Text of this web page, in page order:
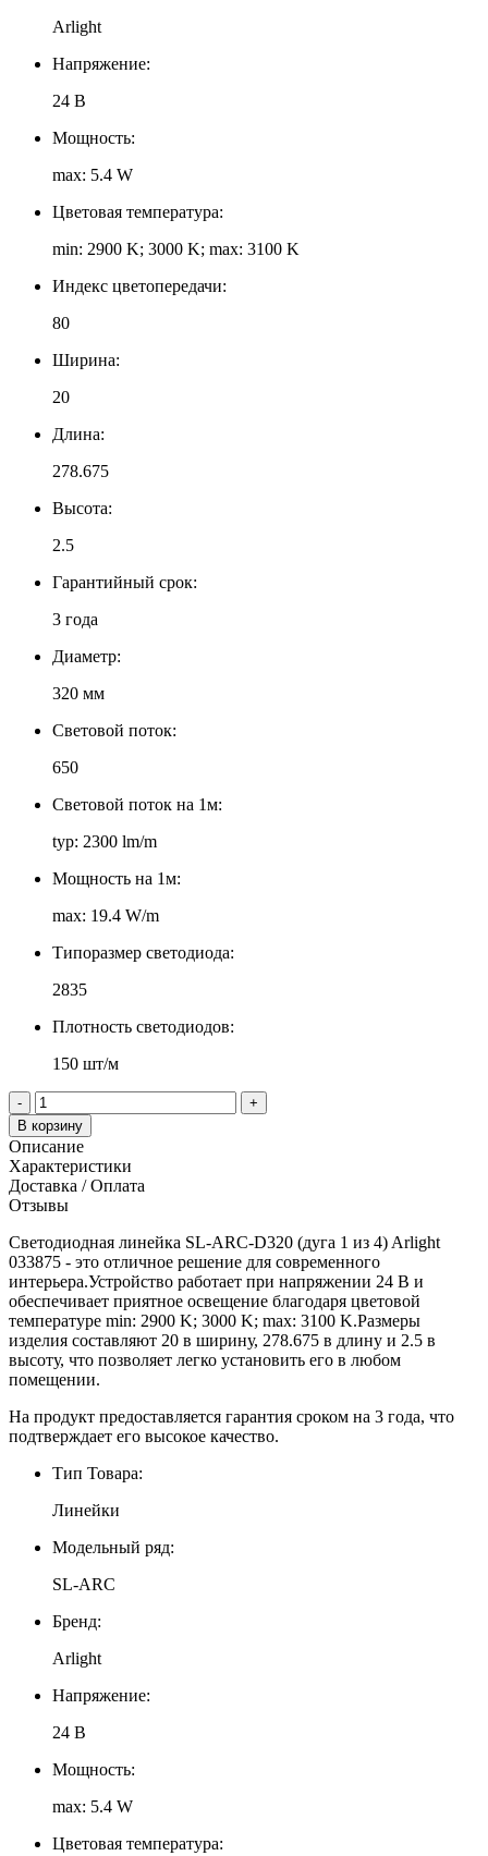
Arlight
Напряжение:
24 В
Мощность:
max: 5.4 W
Цветовая температура:
min: 2900 K; 3000 K; max: 3100 K
Индекс цветопередачи:
80
Ширина:
20
Длина:
278.675
Высота:
2.5
Гарантийный срок:
3 года
Диаметр:
320 мм
Световой поток:
650
Световой поток на 1м:
typ: 2300 lm/m
Мощность на 1м:
max: 19.4 W/m
Типоразмер светодиода:
2835
Плотность светодиодов:
150 шт/м
-
+
В корзину
Описание
Характеристики
Доставка / Оплата
Отзывы
Светодиодная линейка SL-ARC-D320 (дуга 1 из 4) Arlight
033875 - это отличное решение для современного
интерьера.Устройство работает при напряжении 24 В и
обеспечивает приятное освещение благодаря цветовой
температуре min: 2900 K; 3000 K; max: 3100 K.Размеры
изделия составляют 20 в ширину, 278.675 в длину и 2.5 в
высоту, что позволяет легко установить его в любом
помещении.
На продукт предоставляется гарантия сроком на 3 года, что
подтверждает его высокое качество.
Тип Товара:
Линейки
Модельный ряд:
SL-ARC
Бренд:
Arlight
Напряжение:
24 В
Мощность:
max: 5.4 W
Цветовая температура: